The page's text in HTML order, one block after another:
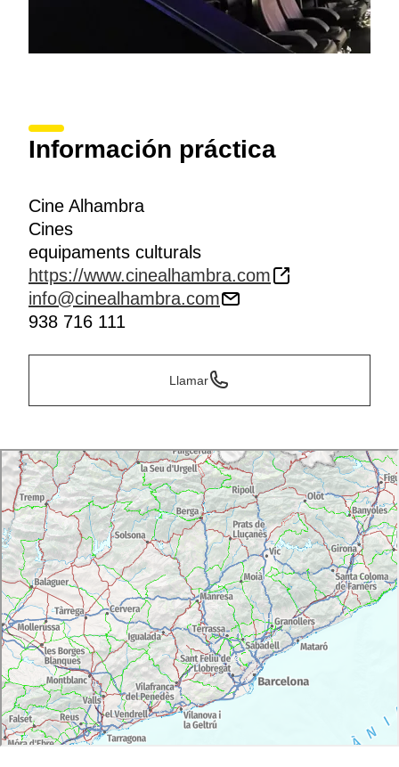
Información práctica
Cine Alhambra
Cines
equipaments culturals
https://www.cinealhambra.com
info@cinealhambra.com
938 716 111
Llamar